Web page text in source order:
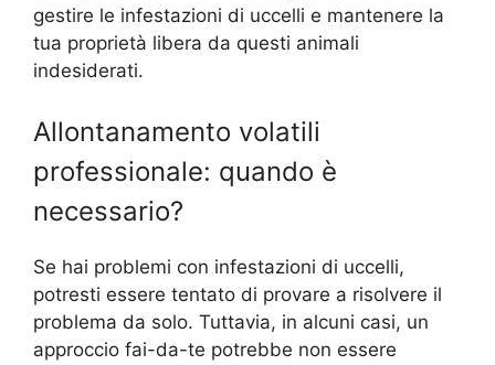
gestire le infestazioni di uccelli e mantenere la
tua proprietà libera da questi animali
indesiderati.
Allontanamento volatili
professionale: quando è
necessario?
Se hai problemi con infestazioni di uccelli,
potresti essere tentato di provare a risolvere il
problema da solo. Tuttavia, in alcuni casi, un
approccio fai-da-te potrebbe non essere